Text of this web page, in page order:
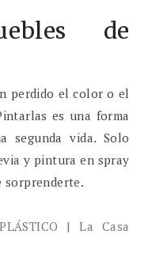
de
perdido el color o el
es una forma
segunda vida. Solo
y pintura en spray
sorprenderte.
| La Casa